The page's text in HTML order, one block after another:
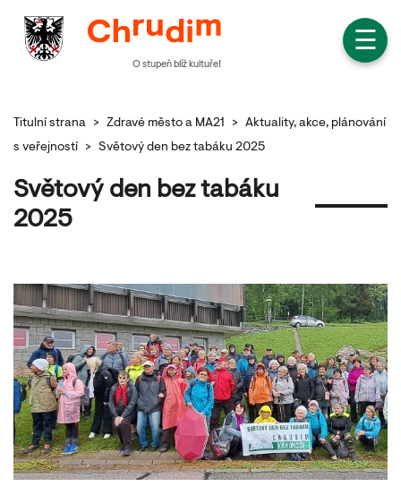
☰
O stupeň blíž kultuře!
Titulní strana > Zdravé město a MA21 > Aktuality, akce, plánování
s veřejností
> Světový den bez tabáku 2025
Světový den bez tabáku
2025